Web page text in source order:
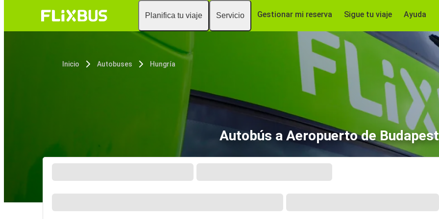
Planifica tu viaje Servicio Gestionar mi reserva Sigue tu viaje Ayuda
Inicio Autobuses Hungría
Autobús a Aeropuerto de Budapest